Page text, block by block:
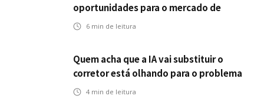
oportunidades para o mercado de
seguros ampliar cobertura e prevenção
6 min de leitura
Quem acha que a IA vai substituir o
corretor está olhando para o problema
errado
4 min de leitura